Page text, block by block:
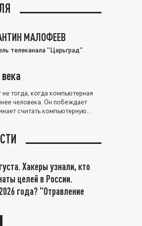
МАЛОФЕЕВ
телеканала "Царьград"
тогда, когда компьютерная
человека. Он побеждает
считать компьютерную
Хакеры узнали, кто
целей в России.
года? "Отравление